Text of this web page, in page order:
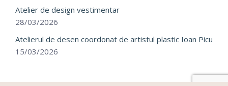
Atelier de design vestimentar
28/03/2026
Atelierul de desen coordonat de artistul plastic Ioan Picu
15/03/2026